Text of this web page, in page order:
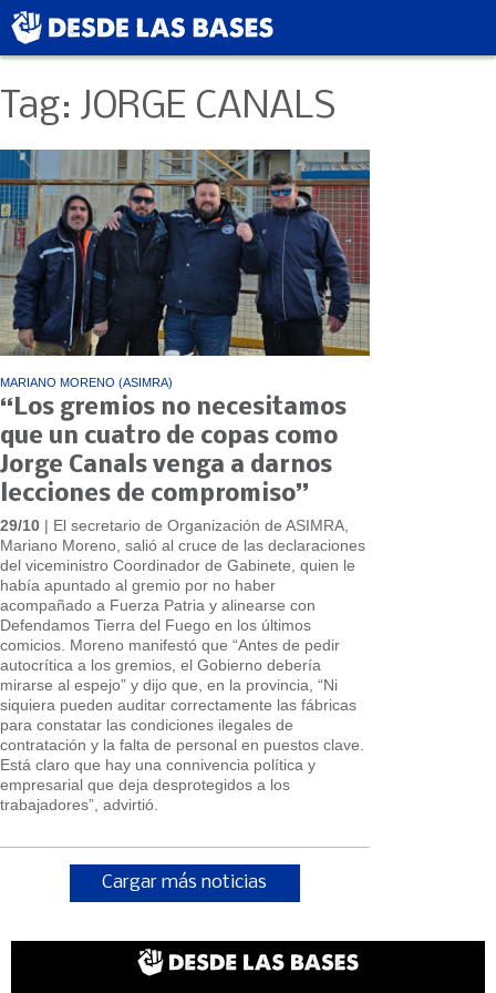
Tag: JORGE CANALS
MARIANO MORENO (ASIMRA)
“Los gremios no necesitamos
que un cuatro de copas como
Jorge Canals venga a darnos
lecciones de compromiso”
29/10 | El secretario de Organización de ASIMRA,
Mariano Moreno, salió al cruce de las declaraciones
del viceministro Coordinador de Gabinete, quien le
había apuntado al gremio por no haber
acompañado a Fuerza Patria y alinearse con
Defendamos Tierra del Fuego en los últimos
comicios. Moreno manifestó que “Antes de pedir
autocrítica a los gremios, el Gobierno debería
mirarse al espejo” y dijo que, en la provincia, “Ni
siquiera pueden auditar correctamente las fábricas
para constatar las condiciones ilegales de
contratación y la falta de personal en puestos clave.
Está claro que hay una connivencia política y
empresarial que deja desprotegidos a los
trabajadores”, advirtió.
Cargar más noticias